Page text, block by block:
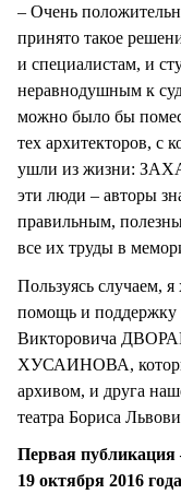
– Очень
принято такое
и специалистам, и
неравнодушным к
можно было бы
тех архитекторов, с
ушли из жизни:
эти люди – авторы
правильным,
все их труды в
Пользуясь случаем,
помощь и поддержку
Викторовича
ХУСАИНОВА,
архивом, и друга
театра Бориса
Первая публикация
19 октября 2016 года